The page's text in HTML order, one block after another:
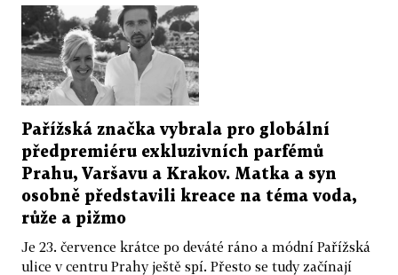
Pařížská značka vybrala pro globální
předpremiéru exkluzivních parfémů
Prahu, Varšavu a Krakov. Matka a syn
osobně představili kreace na téma voda,
růže a pižmo
Je 23. července krátce po deváté ráno a módní Pařížská
ulice v centru Prahy ještě spí. Přesto se tudy začínají